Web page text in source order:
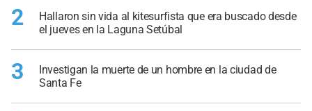
2
Hallaron sin vida al kitesurfista que era buscado desde
el jueves en la Laguna Setúbal
3
Investigan la muerte de un hombre en la ciudad de
Santa Fe